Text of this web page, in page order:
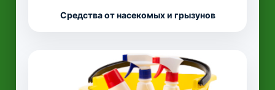
Средства от насекомых и грызунов